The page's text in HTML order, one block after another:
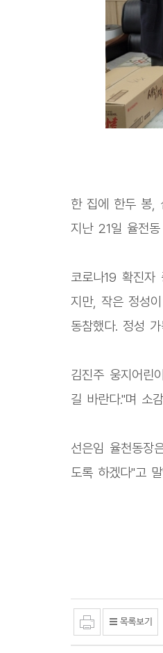
한 집에 한두 봉,
지난 21일 율전
코로나19 확진자
지만, 작은 정성
동참했다. 정성
김진주 웅지어린
길 바란다."며 소
선은임 율천동장
도록 하겠다"고